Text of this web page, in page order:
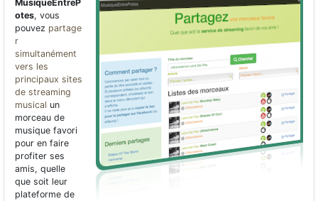
MusiqueEntreP
otes, vous
pouvez partage
r
simultanément
vers les
principaux sites
de streaming
musical un
morceau de
musique favori
pour en faire
profiter ses
amis, quelle
que soit leur
plateforme de